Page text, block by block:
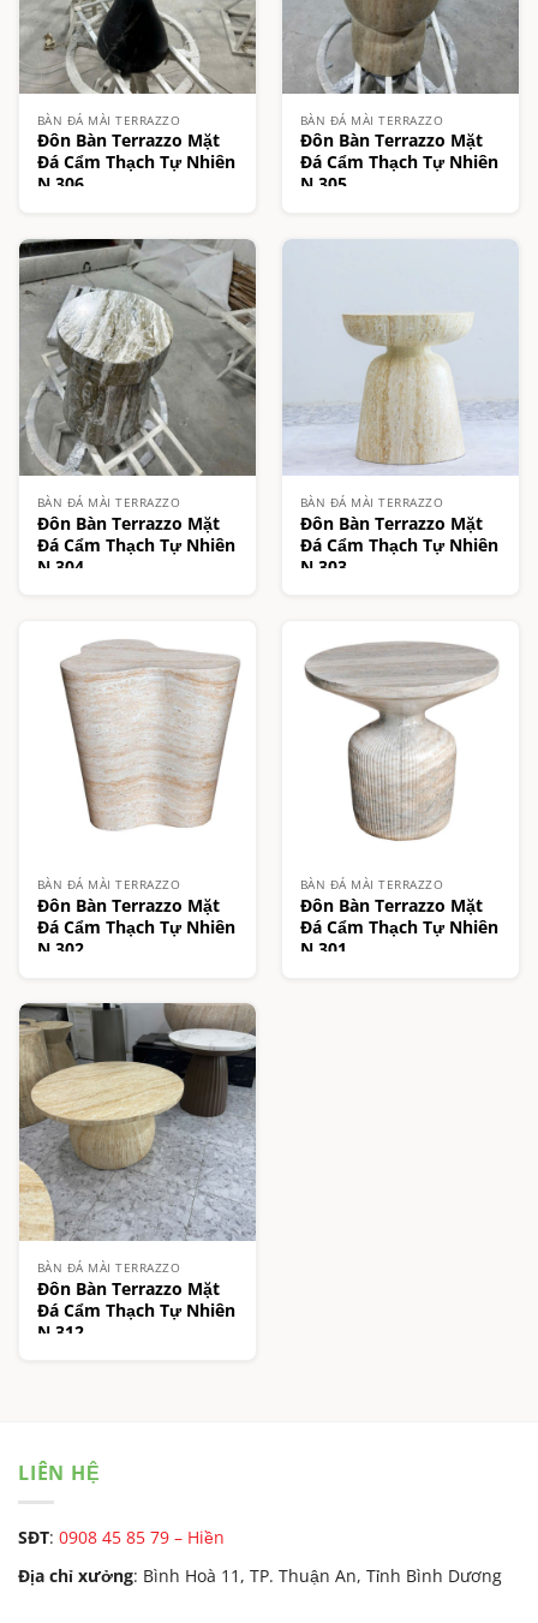
BÀN ĐÁ MÀI TERRAZZO
Đôn Bàn Terrazzo Mặt
Đá Cẩm Thạch Tự Nhiên
N.306
BÀN ĐÁ MÀI TERRAZZO
Đôn Bàn Terrazzo Mặt
Đá Cẩm Thạch Tự Nhiên
N.305
BÀN ĐÁ MÀI TERRAZZO
Đôn Bàn Terrazzo Mặt
Đá Cẩm Thạch Tự Nhiên
N.304
BÀN ĐÁ MÀI TERRAZZO
Đôn Bàn Terrazzo Mặt
Đá Cẩm Thạch Tự Nhiên
N.303
BÀN ĐÁ MÀI TERRAZZO
Đôn Bàn Terrazzo Mặt
Đá Cẩm Thạch Tự Nhiên
N.302
BÀN ĐÁ MÀI TERRAZZO
Đôn Bàn Terrazzo Mặt
Đá Cẩm Thạch Tự Nhiên
N.301
BÀN ĐÁ MÀI TERRAZZO
Đôn Bàn Terrazzo Mặt
Đá Cẩm Thạch Tự Nhiên
N.312
LIÊN HỆ
SĐT: 0908 45 85 79 – Hiền
Địa chỉ xưởng: Bình Hoà 11, TP. Thuận An, Tỉnh Bình Dương